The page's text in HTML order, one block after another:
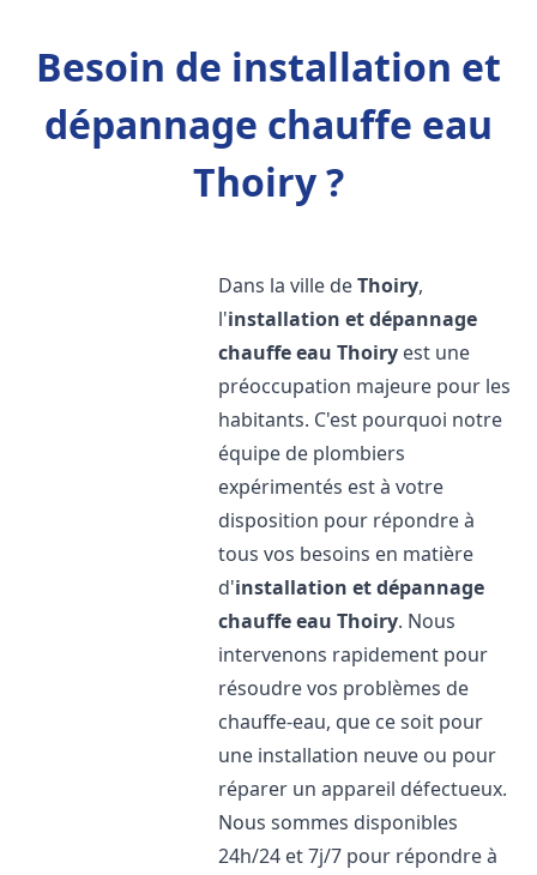
Besoin de installation et
dépannage chauffe eau
Thoiry ?
Dans la ville deThoiry,
l'installation et dépannage
chauffe eau Thoiry est une
préoccupation majeure pour les
habitants. C'est pourquoi notre
équipe de plombiers
expérimentés est à votre
disposition pour répondre à
tous vos besoins en matière
d'installation et dépannage
chauffe eau Thoiry. Nous
intervenons rapidement pour
résoudre vos problèmes de
chauffe-eau, que ce soit pour
une installation neuve ou pour
réparer un appareil défectueux.
Nous sommes disponibles
24h/24 et 7j/7 pour répondre à